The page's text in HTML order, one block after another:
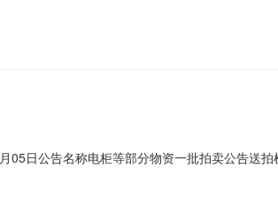
件查阅。一、标的目录序号项目名称出租面积
日公告名称电柜等部分物资一批拍卖公告送
分物资一批，起拍价：10000元，保证金：